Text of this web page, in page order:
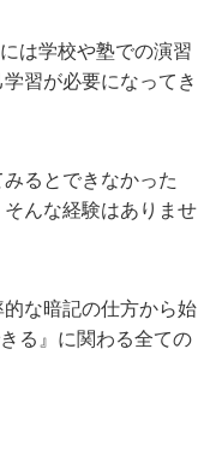
は学校や塾での演習
習が必要になってき
るとできなかった
んな経験はありませ
な暗記の仕方から始
る』に関わる全ての